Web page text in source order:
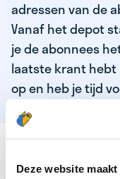
Deze website
adressen van de
Vanaf het depot
je de abonnees
laatste krant hebt
op en heb je tijd
DEZE